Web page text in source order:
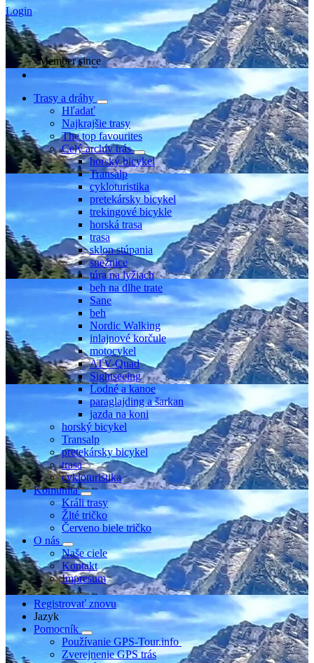
Login
Member since
Trasy a dráhy
Hľadať
Najkrajšie trasy
The top favourites
Celý archív trás
horský bicykel
Transalp
cykloturistika
pretekársky bicykel
trekingové bicykle
horská trasa
trasa
sklon stúpania
snežnice
túra na lyžiach
beh na dlhe trate
Sane
beh
Nordic Walking
inlajnové korčule
motocykel
ATV-Quad
Sightseeing
Lodné a kanoe
paraglajding a šarkan
jazda na koni
horský bicykel
Transalp
pretekársky bicykel
trasa
cykloturistika
Komunita
Králi trasy
Žlté tričko
Červeno biele tričko
O nás
Naše ciele
Kontakt
Impresum
Registrovať znovu
Jazyk
Pomocník
Používanie GPS-Tour.info
Zverejnenie GPS trás